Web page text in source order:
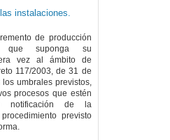
instalaciones.
de producción
que suponga su
vez al ámbito de
117/2003, de 31 de
umbrales previstos,
procesos que estén
notificación de la
previsto